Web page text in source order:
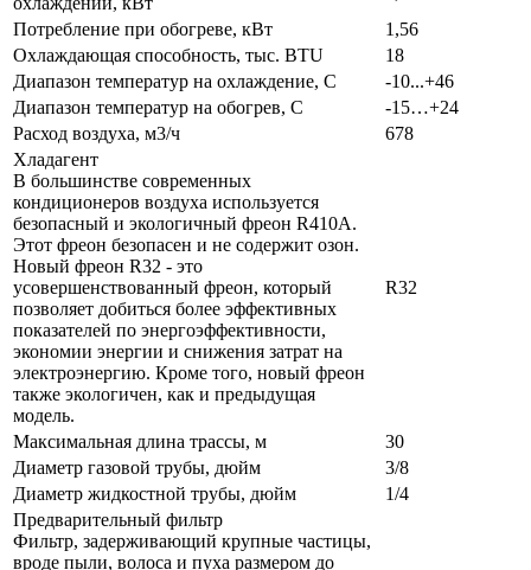
Потребление при обогреве, кВт
1,56
Охлаждающая способность, тыс. BTU
18
Диапазон температур на охлаждение, С
-10...+46
Диапазон температур на обогрев, С
-15…+24
Расход воздуха, м3/ч
678
Хладагент
В большинстве современных
кондиционеров воздуха используется
безопасный и экологичный фреон R410A.
Этот фреон безопасен и не содержит озон.
Новый фреон R32 - это
усовершенствованный фреон, который
позволяет добиться более эффективных
показателей по энергоэффективности,
экономии энергии и снижения затрат на
электроэнергию. Кроме того, новый фреон
также экологичен, как и предыдущая
модель.
R32
Максимальная длина трассы, м
30
Диаметр газовой трубы, дюйм
3/8
Диаметр жидкостной трубы, дюйм
1/4
Предварительный фильтр
Фильтр, задерживающий крупные частицы,
вроде пыли, волоса и пуха размером до